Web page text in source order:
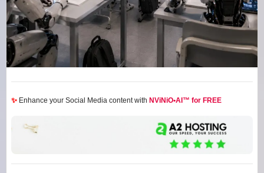
✨ Enhance your Social Media content with NViNiO•AI™ for FREE